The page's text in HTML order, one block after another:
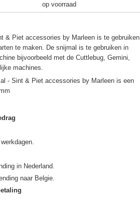
op voorraad
& Piet accessories by Marleen is te gebruiken
te maken. De snijmal is te gebruiken in
bijvoorbeeld met de Cuttlebug, Gemini,
machines.
- Sint & Piet accessories by Marleen is een
in Nederland.